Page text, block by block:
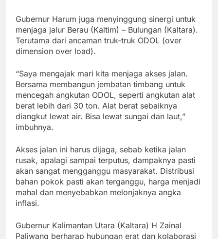
Gubernur Harum juga menyinggung sinergi untuk
menjaga jalur Berau (Kaltim) – Bulungan (Kaltara).
Terutama dari ancaman truk-truk ODOL (over
dimension over load).
“Saya mengajak mari kita menjaga akses jalan.
Bersama membangun jembatan timbang untuk
mencegah angkutan ODOL, seperti angkutan alat
berat lebih dari 30 ton. Alat berat sebaiknya
diangkut lewat air. Bisa lewat sungai dan laut,”
imbuhnya.
Akses jalan ini harus dijaga, sebab ketika jalan
rusak, apalagi sampai terputus, dampaknya pasti
akan sangat mengganggu masyarakat. Distribusi
bahan pokok pasti akan terganggu, harga menjadi
mahal dan menyebabkan melonjaknya angka
inflasi.
Gubernur Kalimantan Utara (Kaltara) H Zainal
Paliwang berharap hubungan erat dan kolaborasi